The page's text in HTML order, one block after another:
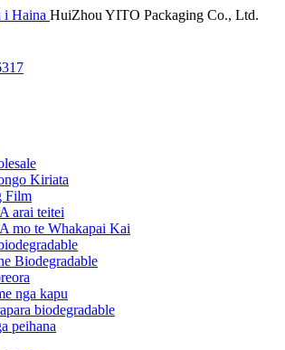
HuiZhou YITO Packaging Co., Ltd.
Kiriata
Film
arai teitei
mo te Whakapai Kai
Biodegradable
nga kapu
biodegradable
peihana